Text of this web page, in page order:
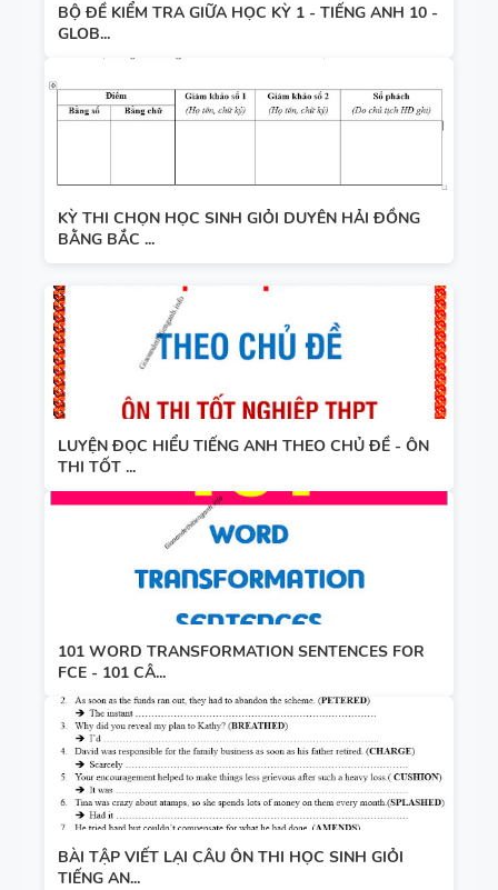
BỘ ĐỀ KIỂM TRA GIỮA HỌC KỲ 1 - TIẾNG ANH 10 -
GLOB...
KỲ THI CHỌN HỌC SINH GIỎI DUYÊN HẢI ĐỒNG
BẰNG BẮC ...
LUYỆN ĐỌC HIỂU TIẾNG ANH THEO CHỦ ĐỀ - ÔN
THI TỐT ...
101 WORD TRANSFORMATION SENTENCES FOR
FCE - 101 CÂ...
BÀI TẬP VIẾT LẠI CÂU ÔN THI HỌC SINH GIỎI
TIẾNG AN...